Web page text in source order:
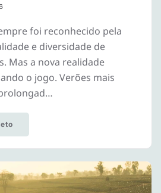
foi reconhecido pela
e diversidade de
Mas a nova realidade
o jogo. Verões mais